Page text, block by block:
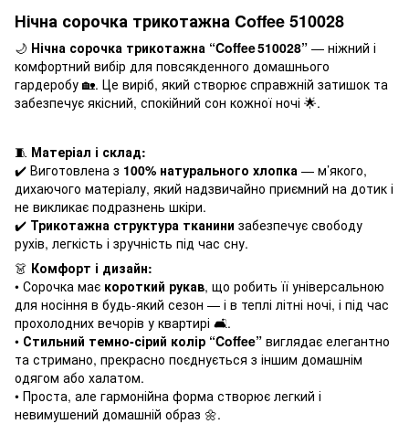
Нічна сорочка трикотажна Coffee 510028
🌙 Нічна сорочка трикотажна “Coffee 510028” — ніжний і
комфортний вибір для повсякденного домашнього
гардеробу 🏡. Це виріб, який створює справжній затишок та
забезпечує якісний, спокійний сон кожної ночі 🌟.
🧵 Матеріал і склад:
✔️ Виготовлена з 100% натурального хлопка — м’якого,
дихаючого матеріалу, який надзвичайно приємний на дотик і
не викликає подразнень шкіри.
✔️ Трикотажна структура тканини забезпечує свободу
рухів, легкість і зручність під час сну.
👗 Комфорт і дизайн:
• Сорочка має короткий рукав, що робить її універсальною
для носіння в будь‑який сезон — і в теплі літні ночі, і під час
прохолодних вечорів у квартирі 🛋️.
• Стильний темно‑сірий колір “Coffee” виглядає елегантно
та стримано, прекрасно поєднується з іншим домашнім
одягом або халатом.
• Проста, але гармонійна форма створює легкий і
невимушений домашній образ 🌼.